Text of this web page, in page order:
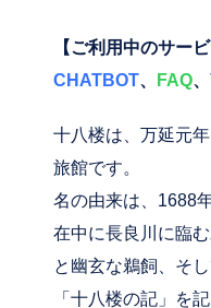
【ご利用中のサービ
CHATBOT、 FAQ、
十八楼は、万延元
旅館です。
名の由来は、1688
在中に長良川に臨
と幽玄な鵜飼、そ
「十八楼の記」を